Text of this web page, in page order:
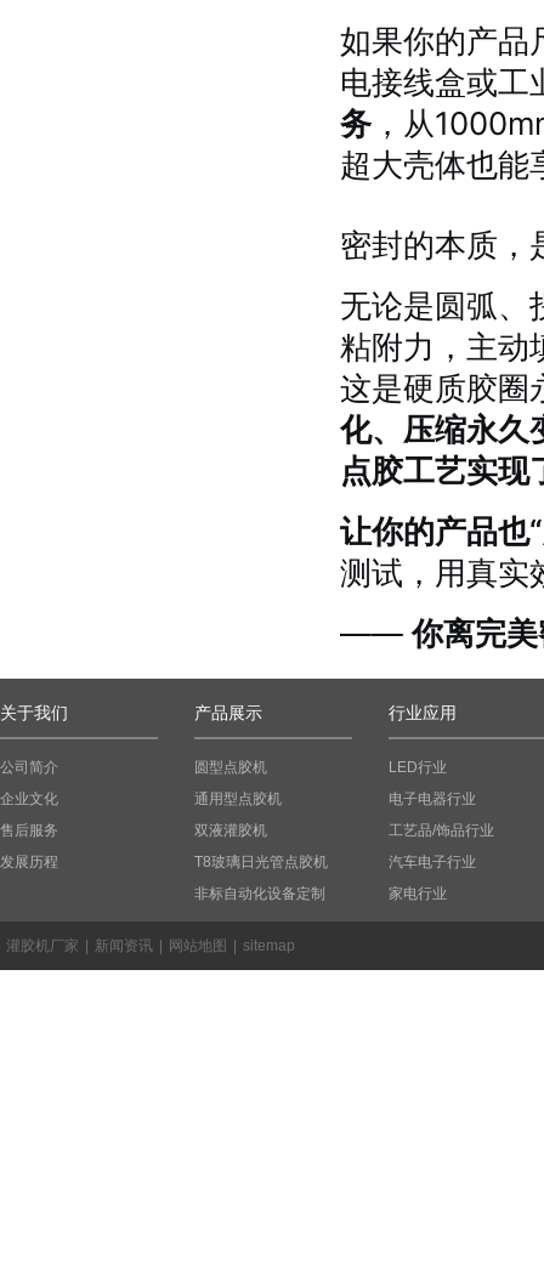
如果你的产
电接线盒或工
务，从
超大壳体也能
密封的本质，
无论是圆弧、
粘附力，主动
这是硬质胶圈
化、压缩永久
点胶工艺实现
让你的产品也
测试，用真实
——你离完
关于我们
公司简介
企业文化
售后服务
发展历程
产品展示
圆型点胶机
通用型点胶机
双液灌胶机
T8玻璃日光管点胶机
非标自动化设备定制
行业应用
LED行业
电子电器行业
工艺品/饰品行业
汽车电子行业
家电行业
灌胶机厂家 新闻资讯 网站地图 sitemap